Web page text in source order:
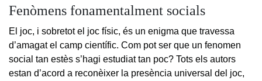
Fenòmens fonamentalment socials
El joc, i sobretot el joc físic, és un enigma que travessa
d’amagat el camp científic. Com pot ser que un fenomen
social tan estès s’hagi estudiat tan poc? Tots els autors
estan d’acord a reconèixer la presència universal del joc,